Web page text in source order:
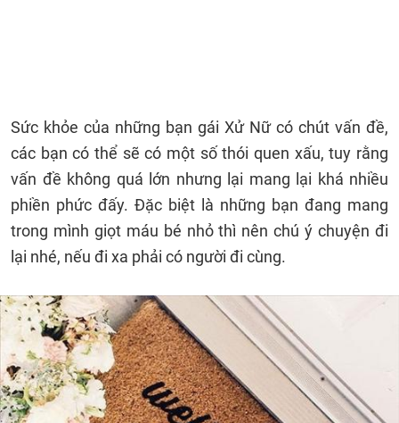
Sức khỏe của những bạn gái Xử Nữ có chút vấn đề,
các bạn có thể sẽ có một số thói quen xấu, tuy rằng
vấn đề không quá lớn nhưng lại mang lại khá nhiều
phiền phức đấy. Đặc biệt là những bạn đang mang
trong mình giọt máu bé nhỏ thì nên chú ý chuyện đi
lại nhé, nếu đi xa phải có người đi cùng.